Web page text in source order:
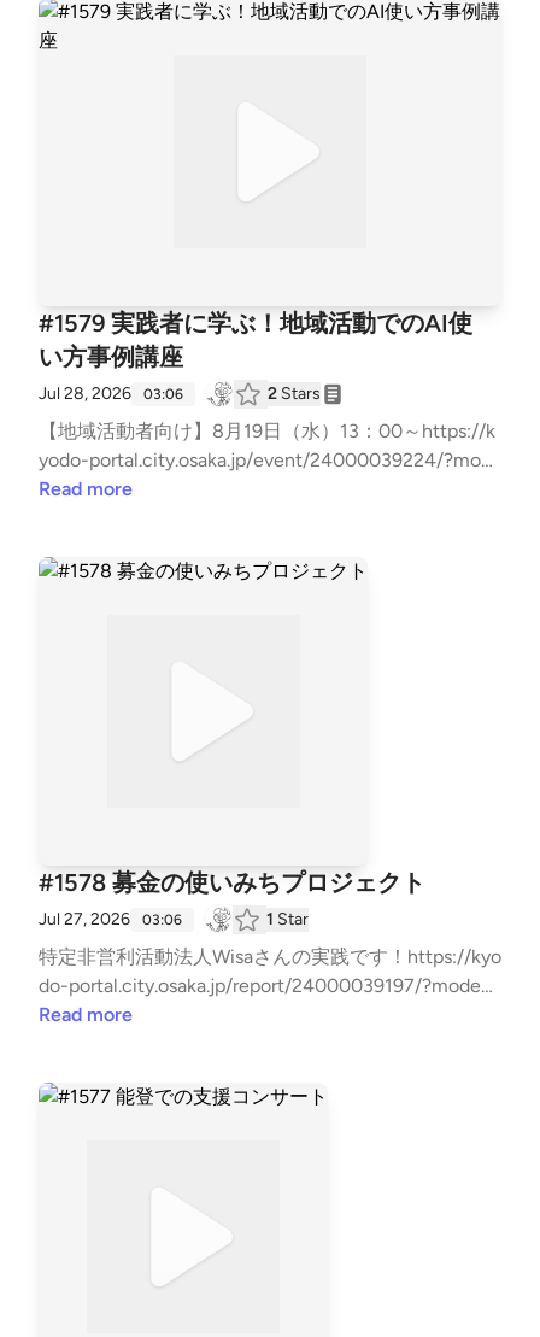
#1579 実践者に学ぶ！地域活動でのAI使
い方事例講座
Jul 28, 2026 03:06 2 Stars
【地域活動者向け】8月19日（水）13：00～https://k
yodo-portal.city.osaka.jp/event/24000039224/?mod
e=poお問い合わせはお気軽に！⇒⁠⁠⁠⁠⁠⁠⁠⁠⁠⁠⁠⁠⁠⁠⁠⁠⁠⁠⁠⁠⁠⁠⁠⁠⁠⁠⁠⁠⁠⁠⁠⁠⁠⁠⁠⁠⁠⁠⁠⁠⁠⁠⁠⁠⁠⁠⁠⁠⁠⁠⁠⁠⁠⁠⁠⁠⁠⁠⁠⁠⁠⁠⁠⁠⁠⁠⁠⁠⁠⁠⁠⁠⁠⁠⁠⁠⁠⁠⁠⁠⁠⁠⁠⁠⁠⁠⁠⁠⁠⁠⁠⁠⁠⁠⁠⁠⁠⁠⁠⁠⁠⁠⁠⁠⁠⁠⁠⁠⁠⁠⁠⁠⁠⁠⁠⁠⁠⁠⁠⁠⁠⁠⁠⁠⁠⁠⁠⁠⁠⁠⁠⁠⁠⁠⁠⁠⁠⁠⁠⁠⁠⁠⁠⁠⁠⁠⁠⁠⁠⁠⁠⁠⁠⁠⁠⁠⁠⁠⁠⁠⁠⁠⁠⁠⁠⁠⁠⁠⁠⁠⁠⁠⁠⁠⁠⁠⁠⁠⁠⁠⁠⁠⁠⁠⁠⁠⁠⁠⁠⁠⁠⁠⁠⁠⁠⁠⁠⁠⁠⁠⁠⁠⁠⁠⁠⁠⁠⁠⁠⁠⁠⁠⁠⁠⁠⁠⁠⁠⁠⁠⁠⁠⁠⁠⁠⁠⁠⁠⁠⁠⁠⁠⁠⁠⁠⁠⁠⁠⁠⁠⁠⁠⁠⁠⁠⁠⁠⁠⁠⁠⁠⁠⁠⁠⁠⁠⁠⁠⁠⁠⁠⁠⁠⁠⁠⁠⁠⁠⁠⁠⁠⁠⁠⁠⁠⁠⁠⁠⁠⁠⁠⁠⁠⁠⁠⁠⁠⁠⁠⁠⁠⁠⁠⁠⁠⁠⁠⁠⁠⁠⁠⁠⁠⁠⁠⁠⁠⁠⁠⁠⁠⁠⁠⁠⁠⁠⁠⁠⁠⁠⁠⁠⁠⁠⁠⁠⁠⁠⁠⁠⁠⁠⁠⁠⁠⁠⁠⁠⁠⁠⁠⁠⁠⁠⁠⁠⁠⁠⁠⁠⁠⁠⁠⁠⁠⁠⁠⁠⁠⁠⁠⁠⁠⁠⁠⁠⁠⁠⁠⁠⁠⁠⁠⁠⁠⁠⁠⁠⁠⁠⁠⁠⁠⁠⁠⁠⁠⁠⁠⁠⁠⁠⁠⁠⁠⁠⁠⁠⁠⁠⁠⁠⁠⁠⁠⁠⁠⁠⁠⁠⁠⁠⁠⁠⁠⁠⁠⁠⁠⁠⁠⁠⁠⁠⁠⁠⁠⁠⁠⁠⁠⁠⁠⁠⁠⁠⁠⁠⁠⁠⁠⁠⁠⁠⁠⁠⁠⁠⁠https://x.gd/7Hxbk⁠⁠⁠⁠⁠⁠⁠⁠⁠⁠⁠⁠⁠⁠⁠⁠⁠⁠⁠⁠⁠⁠⁠⁠⁠⁠⁠⁠⁠⁠⁠⁠⁠⁠⁠⁠⁠⁠⁠⁠⁠⁠⁠⁠⁠⁠⁠⁠⁠⁠⁠⁠⁠⁠⁠⁠⁠⁠⁠⁠⁠⁠⁠⁠⁠⁠⁠⁠⁠⁠⁠⁠⁠⁠
Read more
#1578 募金の使いみちプロジェクト
Jul 27, 2026 03:06 1 Star
特定非営利活動法人Wisaさんの実践です！https://kyo
do-portal.city.osaka.jp/report/24000039197/?mode=
poお問い合わせはお気軽に！⇒⁠⁠⁠⁠⁠⁠⁠⁠⁠⁠⁠⁠⁠⁠⁠⁠⁠⁠⁠⁠⁠⁠⁠⁠⁠⁠⁠⁠⁠⁠⁠⁠⁠⁠⁠⁠⁠⁠⁠⁠⁠⁠⁠⁠⁠⁠⁠⁠⁠⁠⁠⁠⁠⁠⁠⁠⁠⁠⁠⁠⁠⁠⁠⁠⁠⁠⁠⁠⁠⁠⁠⁠⁠⁠⁠⁠⁠⁠⁠⁠⁠⁠⁠⁠⁠⁠⁠⁠⁠⁠⁠⁠⁠⁠⁠⁠⁠⁠⁠⁠⁠⁠⁠⁠⁠⁠⁠⁠⁠⁠⁠⁠⁠⁠⁠⁠⁠⁠⁠⁠⁠⁠⁠⁠⁠⁠⁠⁠⁠⁠⁠⁠⁠⁠⁠⁠⁠⁠⁠⁠⁠⁠⁠⁠⁠⁠⁠⁠⁠⁠⁠⁠⁠⁠⁠⁠⁠⁠⁠⁠⁠⁠⁠⁠⁠⁠⁠⁠⁠⁠⁠⁠⁠⁠⁠⁠⁠⁠⁠⁠⁠⁠⁠⁠⁠⁠⁠⁠⁠⁠⁠⁠⁠⁠⁠⁠⁠⁠⁠⁠⁠⁠⁠⁠⁠⁠⁠⁠⁠⁠⁠⁠⁠⁠⁠⁠⁠⁠⁠⁠⁠⁠⁠⁠⁠⁠⁠⁠⁠⁠⁠⁠⁠⁠⁠⁠⁠⁠⁠⁠⁠⁠⁠⁠⁠⁠⁠⁠⁠⁠⁠⁠⁠⁠⁠⁠⁠⁠⁠⁠⁠⁠⁠⁠⁠⁠⁠⁠⁠⁠⁠⁠⁠⁠⁠⁠⁠⁠⁠⁠⁠⁠⁠⁠⁠⁠⁠⁠⁠⁠⁠⁠⁠⁠⁠⁠⁠⁠⁠⁠⁠⁠⁠⁠⁠⁠⁠⁠⁠⁠⁠⁠⁠⁠⁠⁠⁠⁠⁠⁠⁠⁠⁠⁠⁠⁠⁠⁠⁠⁠⁠⁠⁠⁠⁠⁠⁠⁠⁠⁠⁠⁠⁠⁠⁠⁠⁠⁠⁠⁠⁠⁠⁠⁠⁠⁠⁠⁠⁠⁠⁠⁠⁠⁠⁠⁠⁠⁠⁠⁠⁠⁠⁠⁠⁠⁠⁠⁠⁠⁠⁠⁠⁠⁠⁠⁠⁠⁠⁠⁠⁠⁠⁠⁠⁠⁠⁠⁠⁠⁠⁠⁠⁠⁠⁠⁠⁠⁠⁠⁠⁠⁠⁠⁠⁠⁠⁠⁠⁠⁠⁠⁠⁠⁠⁠⁠⁠⁠⁠⁠⁠⁠⁠⁠⁠⁠⁠⁠⁠⁠⁠⁠⁠⁠⁠⁠⁠⁠https://x.gd/7Hxbk⁠⁠⁠⁠⁠⁠⁠⁠⁠⁠⁠⁠⁠⁠⁠⁠⁠⁠⁠⁠⁠⁠⁠⁠⁠⁠⁠⁠⁠⁠⁠⁠⁠⁠⁠⁠⁠⁠⁠⁠⁠⁠⁠⁠⁠⁠⁠⁠⁠⁠⁠⁠⁠⁠⁠⁠⁠⁠⁠⁠⁠⁠⁠⁠⁠⁠⁠⁠⁠⁠⁠⁠⁠⁠
Read more